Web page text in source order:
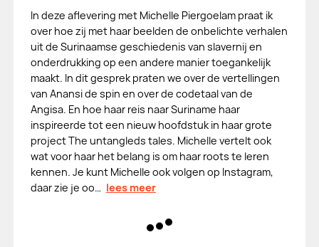
In deze aflevering met Michelle Piergoelam praat ik
over hoe zij met haar beelden de onbelichte verhalen
uit de Surinaamse geschiedenis van slavernij en
onderdrukking op een andere manier toegankelijk
maakt. In dit gesprek praten we over de vertellingen
van Anansi de spin en over de codetaal van de
Angisa. En hoe haar reis naar Suriname haar
inspireerde tot een nieuw hoofdstuk in haar grote
project The untangleds tales. Michelle vertelt ook
wat voor haar het belang is om haar roots te leren
kennen. Je kunt Michelle ook volgen op Instagram,
daar zie je oo… lees meer